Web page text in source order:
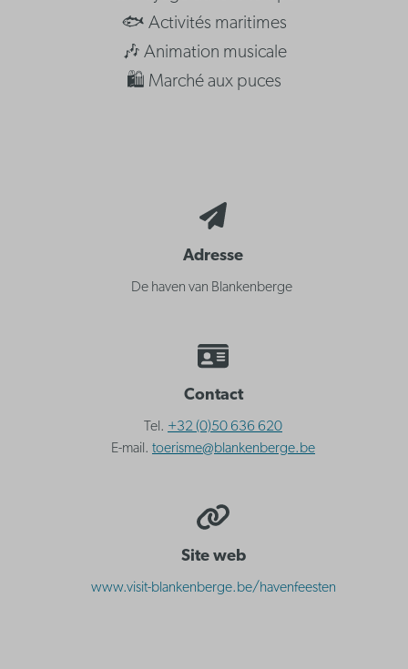
🐟 Activités maritimes
🎶 Animation musicale
🛍 Marché aux puces
Adresse
De haven van Blankenberge
Contact
Tel. +32 (0)50 636 620
E-mail. toerisme@blankenberge.be
Site web
www.visit-blankenberge.be/havenfeesten